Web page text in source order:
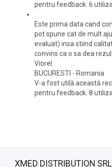
pentru feedback. 6
Este prima data cand
pot spune cat de mult
evaluat) insa stiind
convins ca o sa dea
Viorel
BUCURESTI - Romania
V-a fost utilă această
pentru feedback. 8
XMED DISTRIBUTION SRL